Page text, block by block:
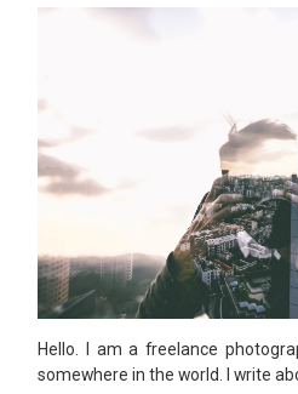
Hello. I am a freelance
somewhere in the world. I write